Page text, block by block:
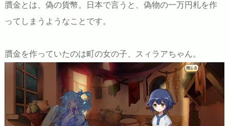
贋金とは、偽の貨幣。日本で言うと、偽物の一万円札を作
ってしまうようなことです。
贋金を作っていたのは町の女の子、スィラアちゃん。